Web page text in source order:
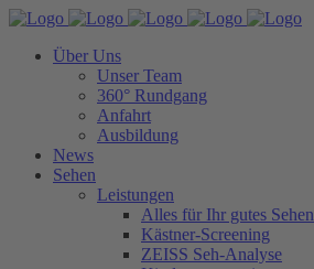
Über Uns
Unser Team
360° Rundgang
Anfahrt
Ausbildung
News
Sehen
Leistungen
Alles für Ihr gutes Sehen
Kästner-Screening
ZEISS Seh-Analyse